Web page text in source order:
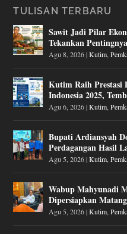
TULISAN TERBARU
Sawit Jadi Pilar
Tekankan
Agu 8, 2026|Kutim ,
Kutim Raih Prestasi
Indonesia 2025,
Agu 6, 2026|Kutim ,
Bupati Ardiansyah
Perdagangan Hasil
Agu 5, 2026|Kutim ,
Wabup Mahyunadi
Dipersiapkan
Agu 5, 2026|Kutim ,